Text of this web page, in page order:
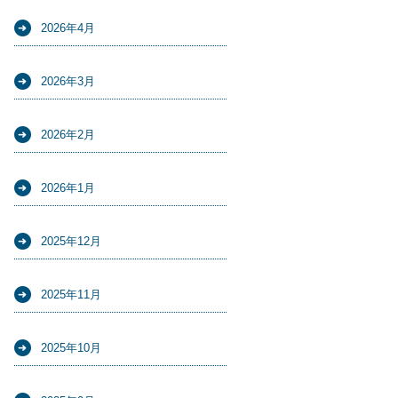
2026年4月
2026年3月
2026年2月
2026年1月
2025年12月
2025年11月
2025年10月